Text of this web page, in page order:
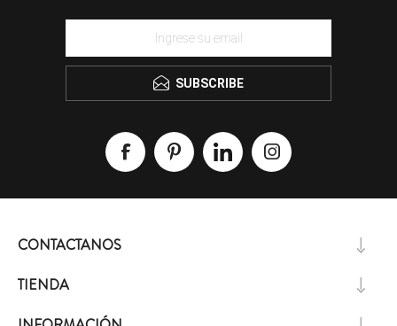
SUBSCRIBE
CONTACTANOS
TIENDA